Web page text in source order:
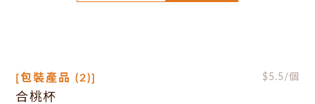
[包裝產品 (2)] $5.5 /個
合桃杯